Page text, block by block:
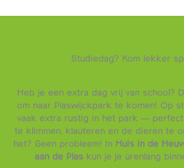
Studiedag? Kom lekker
Heb je een extra dag vrij van school?
om naar Plaswijckpark te komen! Op
vaak extra rustig in het park —
te klimmen, klauteren en de dieren te
het? Geen probleem! In Huis in de
aan de Plaskun je je úrenlang